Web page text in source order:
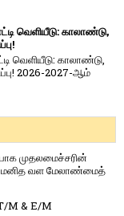
வெளியீடு: காலாண்டு,
வெளியீடு: காலாண்டு,
2026-2027-ஆம்
முதலமைச்சரின்
வள மேலாண்மைத்
M & E/M